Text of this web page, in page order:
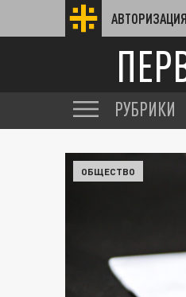
АВТОРИЗАЦИЯ
РУБРИКИ
ОБЩЕСТВО